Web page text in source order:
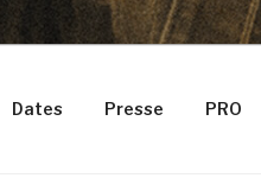
Dates Presse PRO